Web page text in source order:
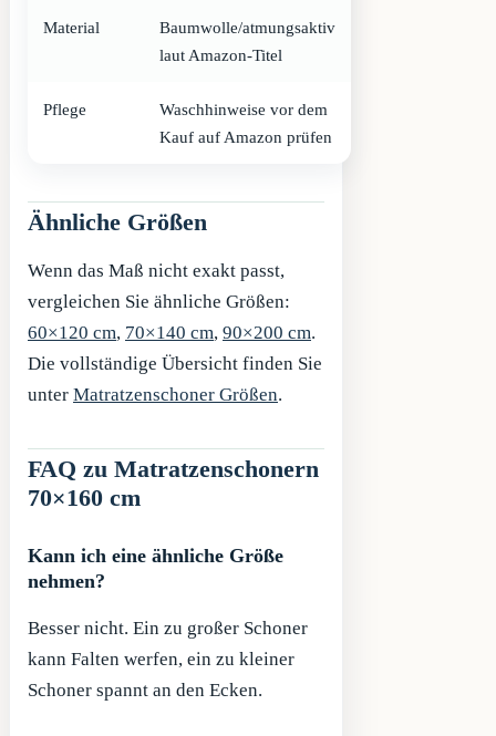
Material
Baumwolle/atmungsaktiv
laut Amazon-Titel
Pflege
Waschhinweise vor dem
Kauf auf Amazon prüfen
Ähnliche Größen
Wenn das Maß nicht exakt passt,
vergleichen Sie ähnliche Größen:
60×120 cm, 70×140 cm, 90×200 cm.
Die vollständige Übersicht finden Sie
unter Matratzenschoner Größen.
FAQ zu Matratzenschonern
70×160 cm
Kann ich eine ähnliche Größe
nehmen?
Besser nicht. Ein zu großer Schoner
kann Falten werfen, ein zu kleiner
Schoner spannt an den Ecken.